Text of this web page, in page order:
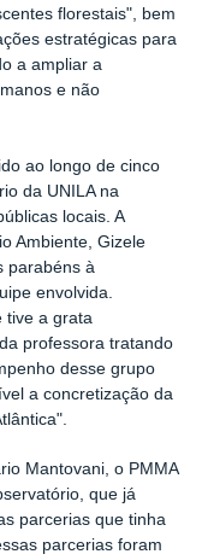
florestais", bem
estratégicas para
a ampliar a
e não
ao longo de cinco
da UNILA na
locais. A
Ambiente, Gizele
parabéns à
envolvida.
tive a grata
professora tratando
desse grupo
a concretização da
Mantovani, o PMMA
que já
parcerias que tinha
parcerias foram